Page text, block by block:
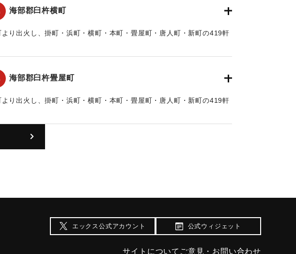
海部郡臼杵横町
より出火し、掛町・浜町・横町・本町・畳屋町・唐人町・新町の419軒
海部郡臼杵畳屋町
より出火し、掛町・浜町・横町・本町・畳屋町・唐人町・新町の419軒
コード: 00211002
エックス公式アカウント 公式ウィジェット
サイトについて ご意見・お問い合わせ